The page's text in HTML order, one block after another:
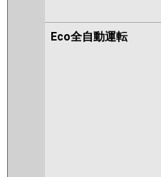
PA-
PA-
PLZ-
PLZ-
PLZ-
PLZ-
PLZ-
Eco全自動運転